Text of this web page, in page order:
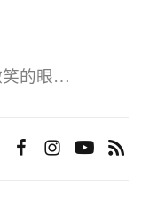
笑的眼…